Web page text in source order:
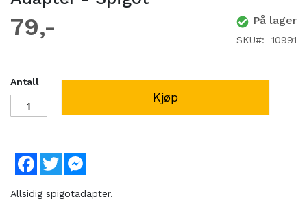
79 På lager
SKU 10991
Antall
Kjøp
Facebook
Twitter
Allsidig spigotadapter.